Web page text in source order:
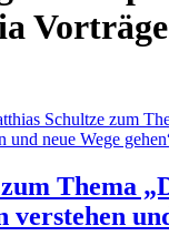
Vorträge
Thema